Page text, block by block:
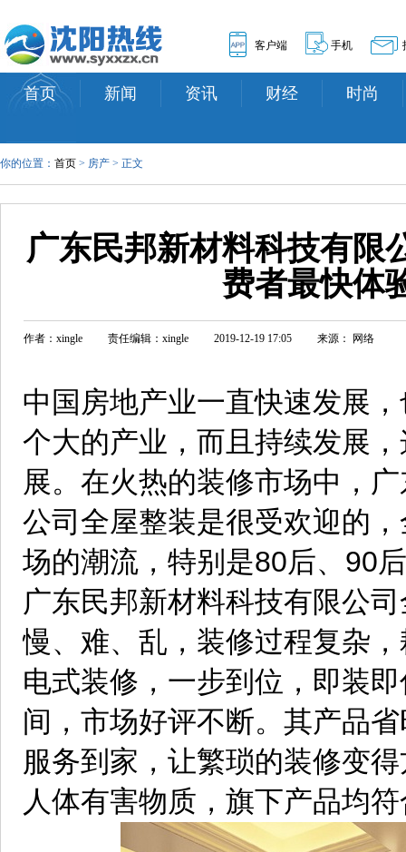
客户端 手机
首页 新闻 资讯 财经 时尚
你的位置： 首页 > 房产 > 正文
广东民邦新材料科技有限
费者最快体
作者：xingle 责任编辑：xingle 2019-12-19 17:05 来源： 网络
中国房地产业一直快速发展
个大的产业，而且持续发展
展。在火热的装修市场中，
公司全屋整装是很受欢迎的
场的潮流，特别是80后、90
广东民邦新材料科技有限公
慢、难、乱，装修过程复杂
电式装修，一步到位，即装
间，市场好评不断。其产品
服务到家，让繁琐的装修变
人体有害物质，旗下产品均